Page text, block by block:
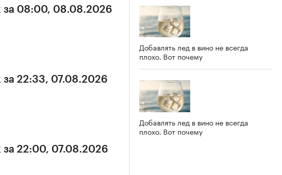
за 08:00, 08.08.2026
за 22:33, 07.08.2026
за 22:00, 07.08.2026
Добавлять лед в вино не всегда
плохо. Вот почему
Добавлять лед в вино не всегда
плохо. Вот почему